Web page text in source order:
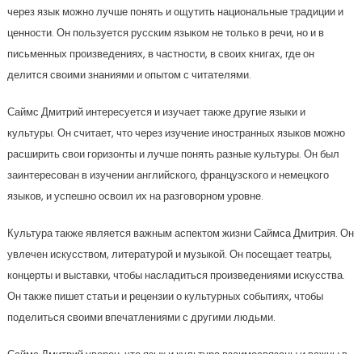
через язык можно лучше понять и ощутить национальные традиции и
ценности. Он пользуется русским языком не только в речи, но и в
письменных произведениях, в частности, в своих книгах, где он
делится своими знаниями и опытом с читателями.
Саймс Дмитрий интересуется и изучает также другие языки и
культуры. Он считает, что через изучение иностранных языков можно
расширить свои горизонты и лучше понять разные культуры. Он был
заинтересован в изучении английского, французского и немецкого
языков, и успешно освоил их на разговорном уровне.
Культура также является важным аспектом жизни Саймса Дмитрия. Он
увлечен искусством, литературой и музыкой. Он посещает театры,
концерты и выставки, чтобы насладиться произведениями искусства.
Он также пишет статьи и рецензии о культурных событиях, чтобы
поделиться своими впечатлениями с другими людьми.